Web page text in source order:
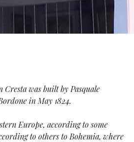
Cresta was built by Pasquale
in May 1824.
Europe, according to some
to others to Bohemia, where